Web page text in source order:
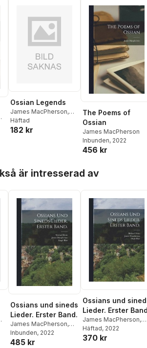
Ossian Legends
James MacPherson,
Sasha Newborn
Häftad
182 kr
The Poems of
Ossian
James MacPherson
Inbunden, 2022
456 kr
är intresserad av
Ossians und sineds
Lieder. Erster Band.
James MacPherson,
Michael Denis,
Blair
Inbunden, 2022
485 kr
Ossians und
Lieder. Erster
James MacPherson,
Michael Denis
Blair
Häftad, 2022
370 kr